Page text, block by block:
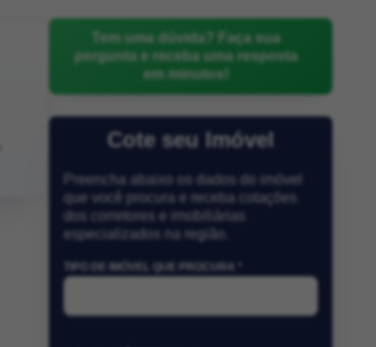
Tem uma dúvida? Faça sua
pergunta e receba uma resposta
em minutos!
Cote seu Imóvel
Preencha abaixo os dados do imóvel
que você procura e receba cotações
dos corretores e imobiliárias
especializados na região.
TIPO DE IMÓVEL QUE PROCURA *